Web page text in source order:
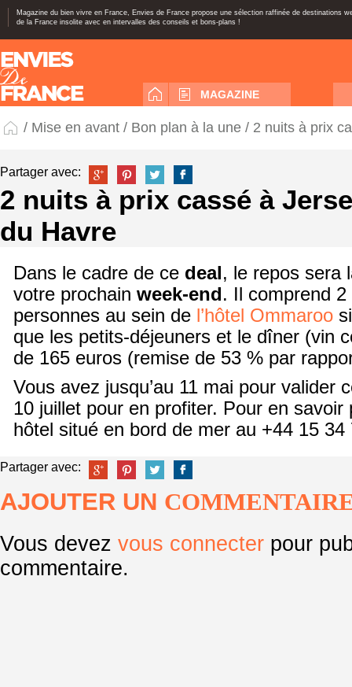
Magazine du bien vivre en France, Envies de France propose une sélection raffinée de destinations
de la France insolite avec en intervalles des conseils et bons-plans !
MAGAZINE
/ Mise en avant / Bon plan à la une / 2 nuits à prix
Partager avec:
2 nuits à prix cassé à
du Havre
Dans le cadre de ce deal, le repos sera
votre prochain week-end. Il comprend
personnes au sein de l’hôtel Ommaroo
que les petits-déjeuners et le dîner (vin
de 165 euros (remise de 53 % par
Vous avez jusqu’au 11 mai pour valider
10 juillet pour en profiter. Pour en
hôtel situé en bord de mer au +44 15 34
Partager avec:
AJOUTER UN
Vous devez vous connecter pour
commentaire.